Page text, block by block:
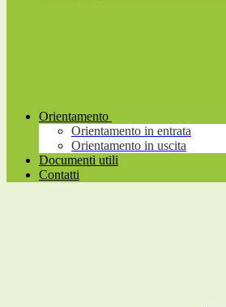
Orientamento
Orientamento in entrata
Orientamento in uscita
Documenti utili
Contatti